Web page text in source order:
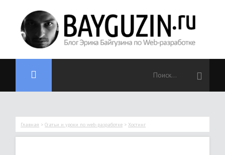
Главная >Статьи и уроки по web-разработке > Хостинг